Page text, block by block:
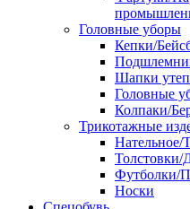
Головные уборы
Кепки/
Шапки
Головные
Колпаки/
Трикотажные
Нательное/
Футболки/
Носки